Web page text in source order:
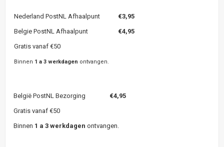
Nederland PostNL Afhaalpunt €3,95
Belgie PostNL Afhaalpunt
€4,95
Gratis vanaf €50
Binnen 1 a 3 werkdagen ontvangen.
België PostNL Bezorging €4,95
Gratis vanaf €50
Binnen 1 a 3 werkdagen ontvangen.